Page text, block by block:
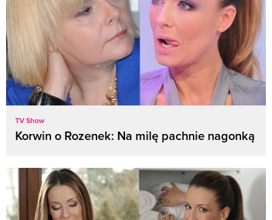
TV Show
Korwin o Rozenek: Na milę pachnie nagonką